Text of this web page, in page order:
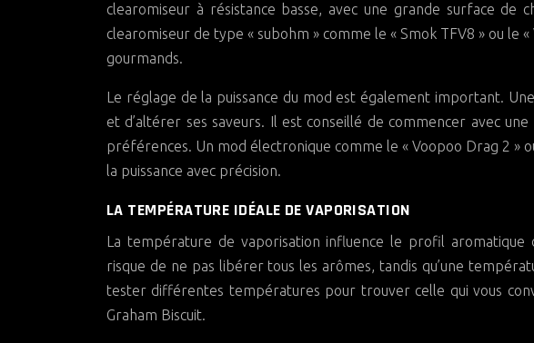
clearomiseur à résistance basse, avec une grande surface de
clearomiseur de type « subohm » comme le « Smok TFV8 » ou le
gourmands.
Le réglage de la puissance du mod est également important.
et d’altérer ses saveurs. Il est conseillé de commencer avec
préférences. Un mod électronique comme le « Voopoo Drag 2 »
la puissance avec précision.
LA TEMPÉRATURE IDÉALE DE VAPORISATION
La température de vaporisation influence le profil
risque de ne pas libérer tous les arômes, tandis qu’une
tester différentes températures pour trouver celle qui vous
Graham Biscuit.